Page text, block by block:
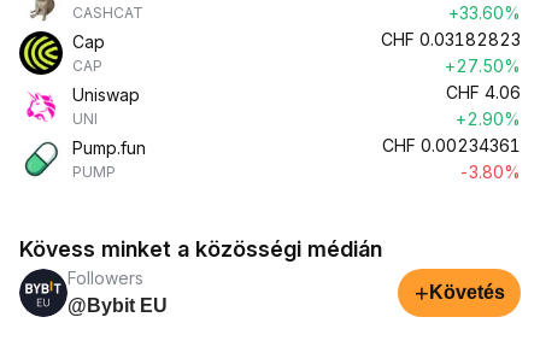
CASHCAT
+33.60%
Cap
CAP
CHF 0.03182823
+27.50%
Uniswap
UNI
CHF 4.06
+2.90%
Pump.fun
PUMP
CHF 0.00234361
-3.80%
Kövess minket a közösségi médián
Followers
@Bybit EU
+ Követés